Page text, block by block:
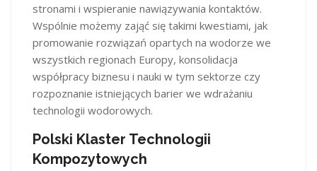
stronami i wspieranie nawiązywania kontaktów.
Wspólnie możemy zająć się takimi kwestiami, jak
promowanie rozwiązań opartych na wodorze we
wszystkich regionach Europy, konsolidacja
współpracy biznesu i nauki w tym sektorze czy
rozpoznanie istniejących barier we wdrażaniu
technologii wodorowych.
Polski Klaster Technologii
Kompozytowych